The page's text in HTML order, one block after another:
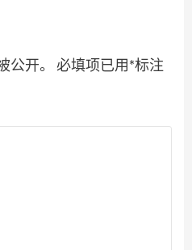
开。 必填项已用*标注